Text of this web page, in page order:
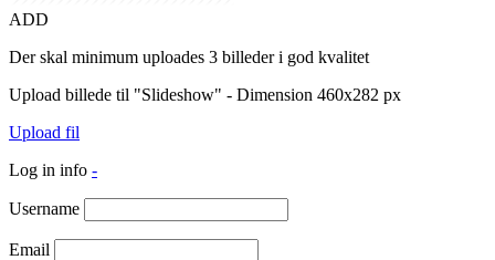
ADD
Der skal minimum uploades 3 billeder i god kvalitet
Upload billede til "Slideshow" - Dimension 460x282 px
Upload fil
Log in info -
Username
Email